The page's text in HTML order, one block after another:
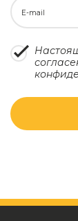
E-mail